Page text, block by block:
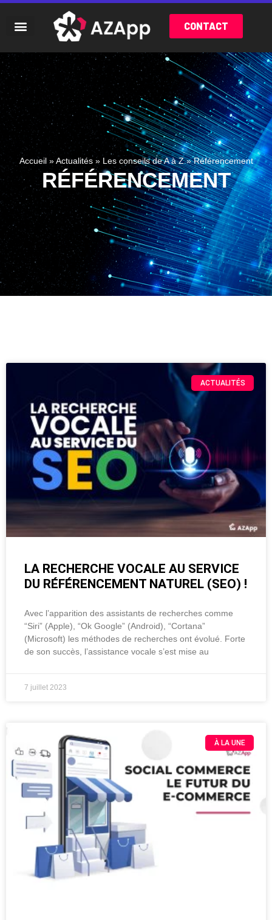
CONTACT
Accueil » Actualités» Les conseils de A à Z»Référencement
RÉFÉRENCEMENT
ACTUALITÉS
LA RECHERCHE VOCALE AU SERVICE
DU RÉFÉRENCEMENT NATUREL (SEO) !
Avec l’apparition des assistants de recherches comme
“Siri” (Apple), “Ok Google” (Android), “Cortana”
(Microsoft) les méthodes de recherches ont évolué. Forte
de son succès, l’assistance vocale s’est mise au
7 juillet 2023
À LA UNE